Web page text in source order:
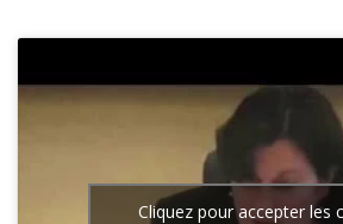
Cliquez pour accepter les